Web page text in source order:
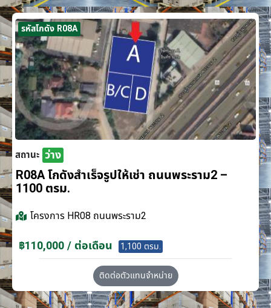
รหัสโกดัง R08A
สถานะ ว่าง
R08A โกดังสำเร็จรูปให้เช่า ถนนพระราม2 –
1100 ตรม.
โครงการ HR08 ถนนพระราม2
฿110,000 / ต่อเดือน 1,100 ตรม.
ติดต่อตัวแทนจำหน่าย